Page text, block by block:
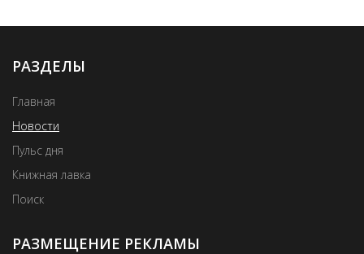
РАЗДЕЛЫ
Главная
Новости
Пульс дня
Книжная лавка
Поиск
РАЗМЕЩЕНИЕ РЕКЛАМЫ